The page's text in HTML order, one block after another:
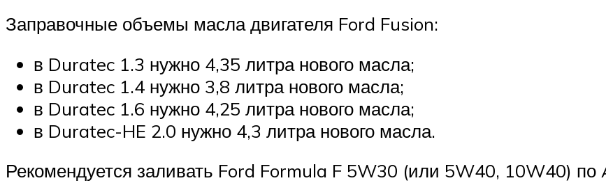
Заправочные объемы масла двигателя Ford Fusion:
в Duratec 1.3 нужно 4,35 литра нового масла;
в Duratec 1.4 нужно 3,8 литра нового масла;
в Duratec 1.6 нужно 4,25 литра нового масла;
в Duratec-HE 2.0 нужно 4,3 литра нового масла.
Рекомендуется заливать Ford Formula F 5W30 (или 5W40, 10W40) по